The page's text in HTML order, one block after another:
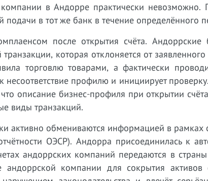
в Андорре практически невозможно.
подачи в тот же банк в течение определённого
после открытия счёта. Андоррские
которая отклоняется от
торговлю товарами, а фактически
несоответствие профилю и инициирует
описание бизнес-профиля при открытии
виды транзакций.
активно обмениваются информацией в рамках
ОЭСР). Андорра присоединилась к
андоррских компаний передаются в страны
андоррской компании для сокрытия активов